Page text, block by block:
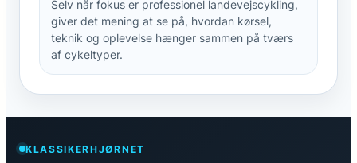
Selv når fokus er professionel landevejscykling,
giver det mening at se på, hvordan kørsel,
teknik og oplevelse hænger sammen på tværs
af cykeltyper.
KLASSIKERHJØRNET